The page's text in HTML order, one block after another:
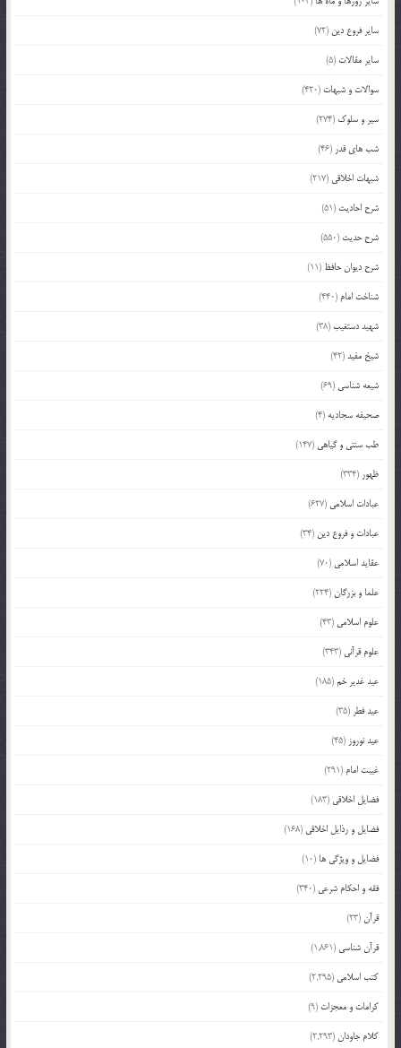
سایر فروع دین (72)
سایر مقالات (5)
سوالات و شبهات (420)
سیر و سلوک (274)
شب های قدر (46)
شبهات اخلاقی (217)
شرح احادیث (51)
شرح حدیث (550)
شرح دیوان حافظ (11)
شناخت امام (440)
شهید دستغیب(38)
شیخ مفید(42)
شیعه شناسی (69)
صحیفه سجادیه (4)
طب سنتی و گیاهی (147)
ظهور (334)
عبادات اسلامی (627)
عبادات و فروع دین (34)
عقاید اسلامی (70)
علما و بزرگان(224)
علوم اسلامی (43)
علوم قرآنی (343)
عید غدیر خم(185)
عید فطر (35)
عید نوروز (45)
غیبت امام (291)
فضایل اخلاقی (183)
فضایل و رذایل اخلاقی (168)
فضایل و ویژگی ها (10)
فقه و احکام شرعی (340)
قرآن(23)
قرآن شناسی (1,861)
کتب اسلامی (2,295)
کرامات و معجزات (9)
کلام جاودان(2,293)